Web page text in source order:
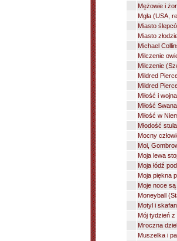
Mężowie i
Mgła (USA,
Miasto
Miasto
Michael
Milczenie
Milczenie
Mildred
Mildred
Miłość i
Miłość
Miłość w
Młodość
Mocny
Moi,
Moja lewa
Moja łódź
Moja piękna
Moje noce
Moneyball
Motyl i
Mój tydzień
Mroczna
Muszelka i